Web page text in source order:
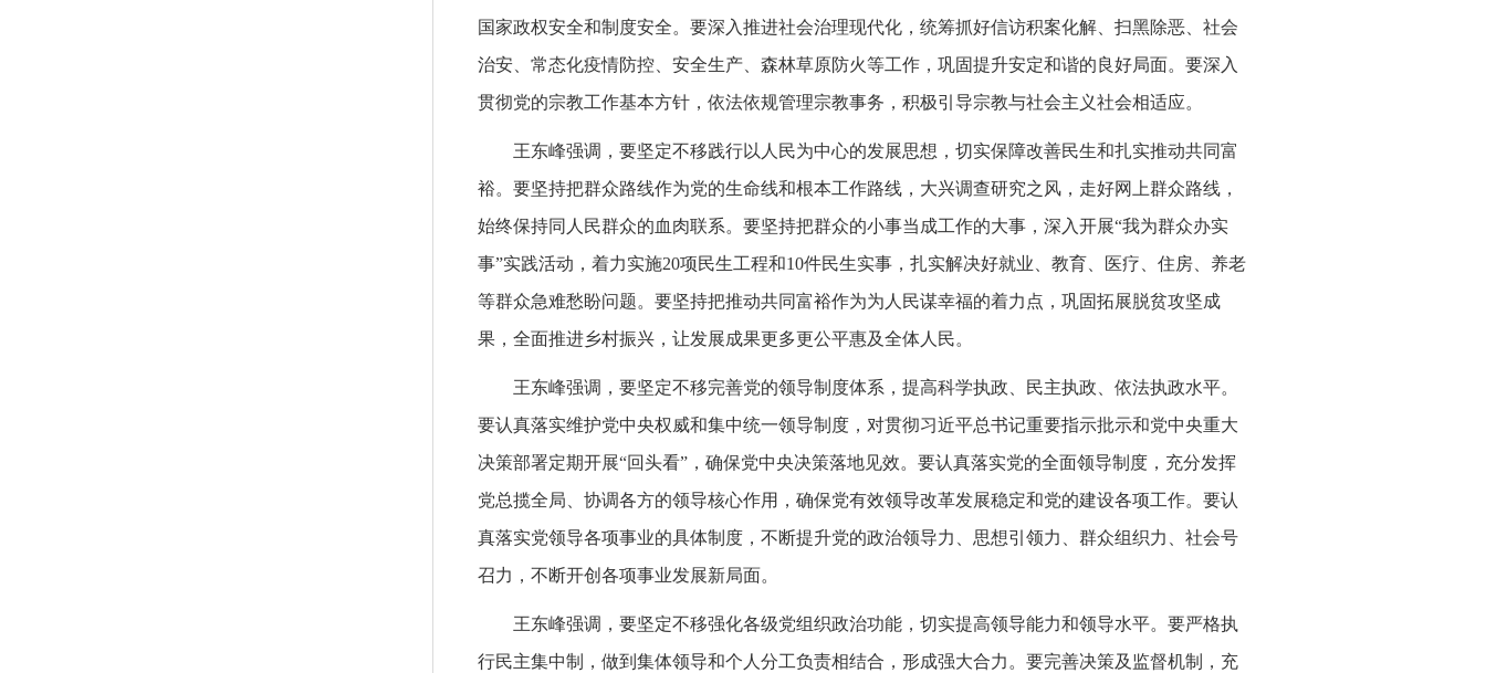
国家政权安全和制度安全。要深入推进社会治理现代化，统筹抓好信访积案化解、扫黑除恶、社会
治安、常态化疫情防控、安全生产、森林草原防火等工作，巩固提升安定和谐的良好局面。要深入
贯彻党的宗教工作基本方针，依法依规管理宗教事务，积极引导宗教与社会主义社会相适应。
王东峰强调，要坚定不移践行以人民为中心的发展思想，切实保障改善民生和扎实推动共同富
裕。要坚持把群众路线作为党的生命线和根本工作路线，大兴调查研究之风，走好网上群众路线，
始终保持同人民群众的血肉联系。要坚持把群众的小事当成工作的大事，深入开展“我为群众办实
事”实践活动，着力实施20项民生工程和10件民生实事，扎实解决好就业、教育、医疗、住房、养老
等群众急难愁盼问题。要坚持把推动共同富裕作为为人民谋幸福的着力点，巩固拓展脱贫攻坚成
果，全面推进乡村振兴，让发展成果更多更公平惠及全体人民。
王东峰强调，要坚定不移完善党的领导制度体系，提高科学执政、民主执政、依法执政水平。
要认真落实维护党中央权威和集中统一领导制度，对贯彻习近平总书记重要指示批示和党中央重大
决策部署定期开展“回头看”，确保党中央决策落地见效。要认真落实党的全面领导制度，充分发挥
党总揽全局、协调各方的领导核心作用，确保党有效领导改革发展稳定和党的建设各项工作。要认
真落实党领导各项事业的具体制度，不断提升党的政治领导力、思想引领力、群众组织力、社会号
召力，不断开创各项事业发展新局面。
王东峰强调，要坚定不移强化各级党组织政治功能，切实提高领导能力和领导水平。要严格执
行民主集中制，做到集体领导和个人分工负责相结合，形成强大合力。要完善决策及监督机制，充